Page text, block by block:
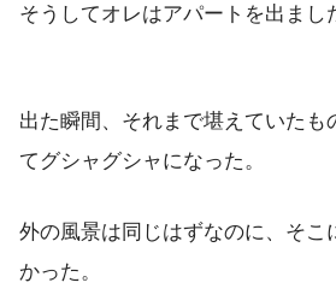
そうしてオレはアパートを出まし
出た瞬間、それまで堪えていたも
てグシャグシャになった。
外の風景は同じはずなのに、そこ
かった。